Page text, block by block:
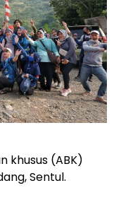
khusus (ABK)
Sentul.